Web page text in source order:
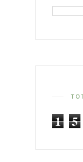
1 5